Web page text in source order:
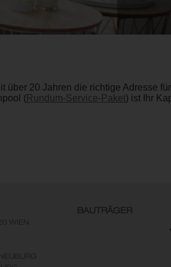
20 Jahren die richtige Adresse
(Rundum-Service-Paket) ist Ihr
WIEN
BAUTRÄGER